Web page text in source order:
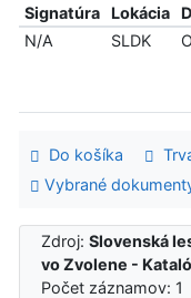
Signatúra Lokácia
N/A
SLDK
Do košíka
Vybrané
Zdroj:Slovenská
vo Zvolene -
Počet záznamov: 1